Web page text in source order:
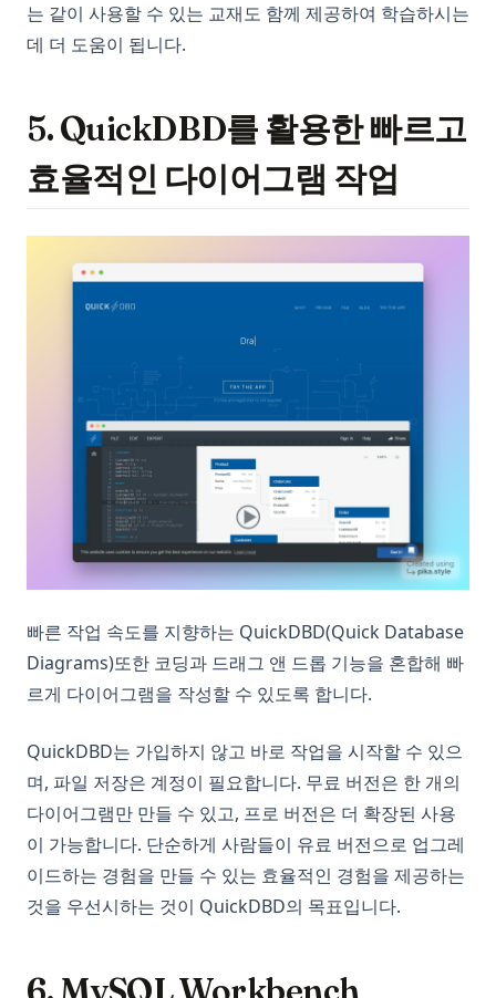
는 같이 사용할 수 있는 교재도 함께 제공하여 학습하시는
데 더 도움이 됩니다.
5. QuickDBD를 활용한 빠르고
효율적인 다이어그램 작업
빠른 작업 속도를 지향하는 QuickDBD(Quick Database
Diagrams)또한 코딩과 드래그 앤 드롭 기능을 혼합해 빠
르게 다이어그램을 작성할 수 있도록 합니다.
QuickDBD는 가입하지 않고 바로 작업을 시작할 수 있으
며, 파일 저장은 계정이 필요합니다. 무료 버전은 한 개의
다이어그램만 만들 수 있고, 프로 버전은 더 확장된 사용
이 가능합니다. 단순하게 사람들이 유료 버전으로 업그레
이드하는 경험을 만들 수 있는 효율적인 경험을 제공하는
것을 우선시하는 것이 QuickDBD의 목표입니다.